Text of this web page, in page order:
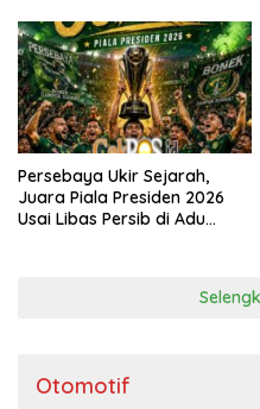
Persebaya Ukir Sejarah,
Juara Piala Presiden 2026
Usai Libas Persib di Adu
Otomotif